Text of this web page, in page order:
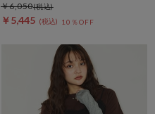
￥5,445 10％OFF
￥6,050